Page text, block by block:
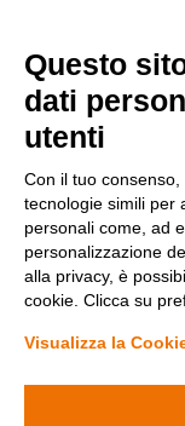
Metodi di pagamento
Condizioni di vendita
Privacy Policy
Modifica preferenze
Fenyx Italia SRL -
Questo
dati
utenti
Con il tuo
tecnologie simili per
personali come, ad
personalizzazione
alla privacy, è
cookie. Clicca su
Visualizza la